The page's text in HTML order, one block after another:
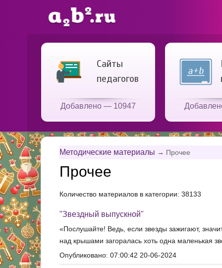
Сайты
педагогов
Добавлено — 10947
Методические материалы → Прочее
Прочее
Количество материалов в категории: 38133
"Звездный выпускной"
«Послушайте! Ведь, если звезды зажигают,
над крышами загоралась хоть одна маленькая
Опубликовано: 07:00:42 20-06-2024